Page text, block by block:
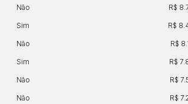
Não R$
Sim R$
Não R$
Sim R$
Não R$
Não R$